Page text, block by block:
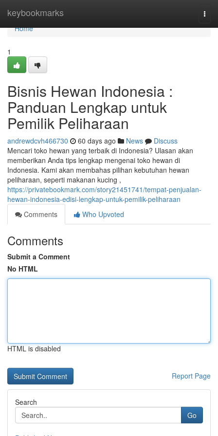
keybookmarks
Home
Home
1
Bisnis Hewan Indonesia :
Panduan Lengkap untuk
Pemilik Peliharaan
andrewdcvh466730 60 days ago News
Discuss
Mencari toko hewan yang terbaik di Indonesia? Ulasan akan
memberikan Anda tips lengkap mengenai toko hewan di
Indonesia. Kami akan membahas pilihan kebutuhan hewan
peliharaan, seperti makanan kucing ,
https://privatebookmark.com/story21451741/tempat-penjualan-
hewan-indonesia-edisi-lengkap-untuk-pemilik-peliharaan
Comments
Who Upvoted
Comments
Submit a Comment
No HTML
HTML is disabled
Report Page
Search
Go